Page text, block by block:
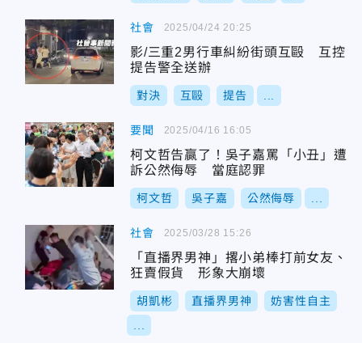
社會
影/三重2男行車糾紛街頭互毆 互控
提告警全送辦
對決 互毆 提告
2025/04/24 20:25
要聞
柯文哲告贏了！吳子嘉罵「小丑」遭
訴公然侮辱 當庭認罪
柯文哲 吳子嘉 公然侮辱
2025/04/16 16:05
社會
「直播界男神」撂小弟棒打前女友、
狂賣假貨 形象大崩壞
胡凱彬 直播界男神 妨害性自主
2025/03/28 15:26